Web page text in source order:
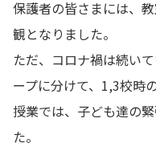
保護者の皆さまには、
観となりました。
ただ、コロナ禍は続い
ープに分けて、1,3校時
授業では、子ども達の
た。